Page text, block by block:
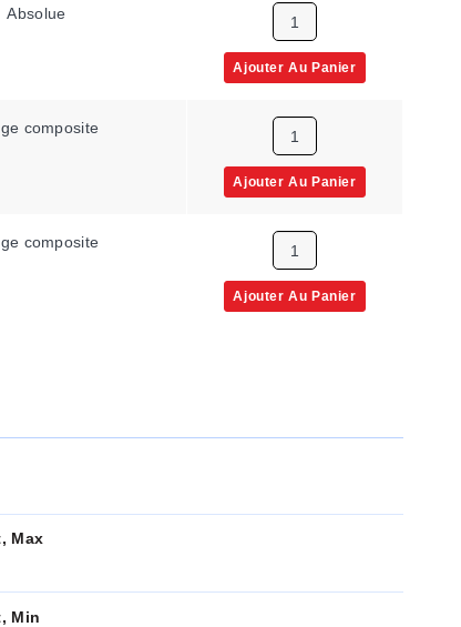
Absolue
Ajouter Au Panier
composite
Ajouter Au Panier
composite
Ajouter Au Panier
Max
Min